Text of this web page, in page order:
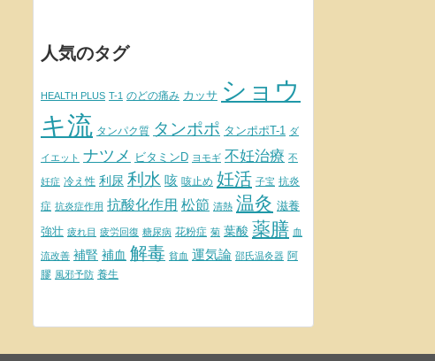
人気のタグ
HEALTH PLUS T-1 のどの痛み カッサ ショウ
キ流 タンパク質 タンポポ タンポポT-1 ダ
イエット ナツメ ビタミンD ヨモギ 不妊治療 不
妊症 冷え性 利尿 利水 咳 咳止め 妊活 子宝 抗炎
症 抗炎症作用 抗酸化作用 松節 清熱 温灸 滋養
強壮 疲れ目 疲労回復 糖尿病 花粉症 菊 葉酸 薬膳 血
流改善 補腎 補血 解毒 貧血 運気論 邵氏温灸器 阿
膠 風邪予防 養生